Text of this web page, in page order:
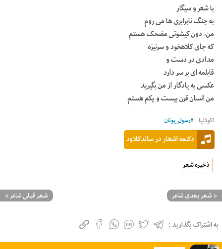
با شعر و سیگار
به جنگ نابرابری ها می روم
من، دون کیشوتی مضحک هستم
که جای کلاهخود و سرنیزه
مدادی در دست و
قابلمه ای بر سر دارد
عکسی به یادگار از من بگیرید
من انسان قرن بیست و یکم هستم
اکولالیا | #رسول_یونان
دکلمه اشعار در ساندکلاود
ذخیره شعر
« شعر بعدی شاعر شعر قبلی شاعر»
به اشتراک بگذارید :